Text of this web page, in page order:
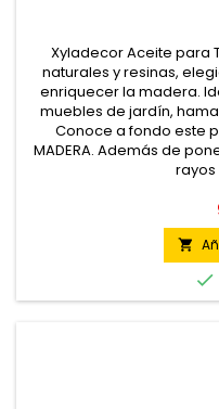
Xyladecor Aceite para
naturales y resinas,
enriquecer la madera.
muebles de jardín,
Conoce a fondo este
MADERA. Además de
rayos

